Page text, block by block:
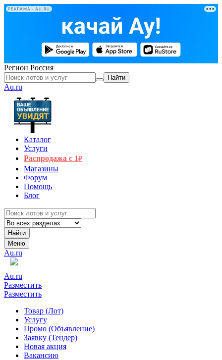
РЕКЛАМА • AU.RU
Регион Россия
Найти
Au.ru
Каталог
Услуги
Распродажа с 1₽
Магазины
Форум
Помощь
Блог
Найти
Меню
Au.ru
Au.ru
Разместить
Разместить
Товар (Лот)
Услугу
Промо (Объявление)
Заявку (Тендер)
Новая акция
Вакансию